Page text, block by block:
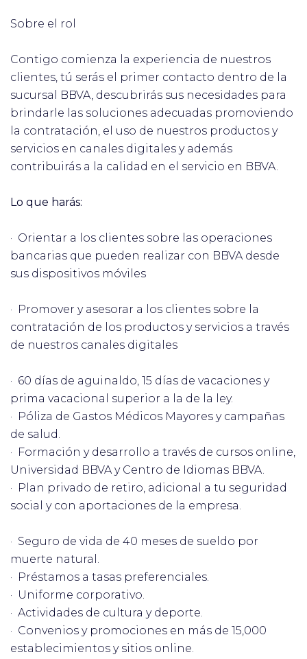
Sobre el rol
Contigo comienza la experiencia de nuestros
clientes, tú serás el primer contacto dentro de la
sucursal BBVA, descubrirás sus necesidades para
brindarle las soluciones adecuadas promoviendo
la contratación, el uso de nuestros productos y
servicios en canales digitales y además
contribuirás a la calidad en el servicio en BBVA.
Lo que harás:
· Orientar a los clientes sobre las operaciones
bancarias que pueden realizar con BBVA desde
sus dispositivos móviles
· Promover y asesorar a los clientes sobre la
contratación de los productos y servicios a través
de nuestros canales digitales
· 60 días de aguinaldo, 15 días de vacaciones y
prima vacacional superior a la de la ley.
· Póliza de Gastos Médicos Mayores y campañas
de salud.
· Formación y desarrollo a través de cursos online,
Universidad BBVA y Centro de Idiomas BBVA.
· Plan privado de retiro, adicional a tu seguridad
social y con aportaciones de la empresa.
· Seguro de vida de 40 meses de sueldo por
muerte natural.
· Préstamos a tasas preferenciales.
· Uniforme corporativo.
· Actividades de cultura y deporte.
· Convenios y promociones en más de 15,000
establecimientos y sitios online.